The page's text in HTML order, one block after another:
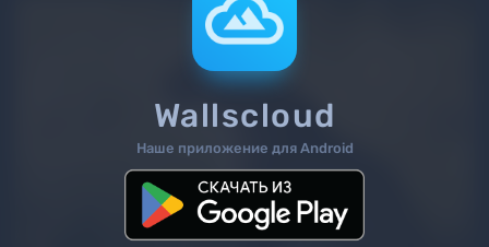
/ 173
Wallscloud
Наше приложение для Android